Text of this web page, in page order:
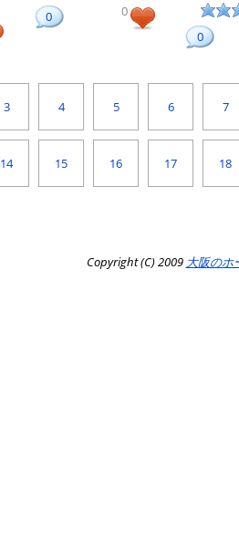
0 0
0
3 4 5 6 7
14 15 16 17 18
Copyright (C) 2009 大阪のホ